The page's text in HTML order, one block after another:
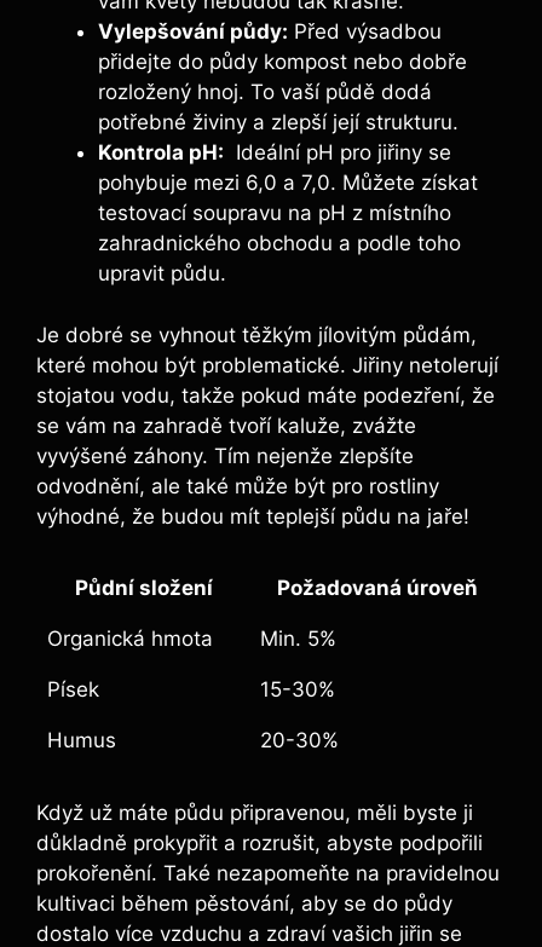
Vylepšování půdy: Před výsadbou
přidejte do půdy kompost nebo dobře
⁢rozložený hnoj. To vaší půdě dodá
potřebné živiny a zlepší její strukturu.
Kontrola pH: ⁣ Ideální pH pro jiřiny ⁣se
pohybuje mezi 6,0 a 7,0. Můžete získat
testovací ⁢soupravu na⁤ pH z místního ​
zahradnického⁣ obchodu a podle toho
upravit půdu.
Je dobré se vyhnout těžkým jílovitým půdám,
které mohou být problematické. Jiřiny⁣ netolerují
stojatou vodu, takže pokud máte podezření,⁣ že
se vám na zahradě tvoří ‍kaluže, zvážte
vyvýšené záhony. Tím nejenže zlepšíte‌
odvodnění, ale také může být pro rostliny
výhodné, že budou mít teplejší půdu na⁤ jaře!
Půdní složení Požadovaná úroveň
Organická hmota Min. 5%
Písek 15-30%
Humus 20-30%
Když už máte půdu připravenou, měli byste ji
důkladně prokypřit a rozrušit, abyste podpořili
⁢prokořenění. Také nezapomeňte na pravidelnou
kultivaci​ během pěstování, aby se do půdy
dostalo více vzduchu a zdraví vašich jiřin se